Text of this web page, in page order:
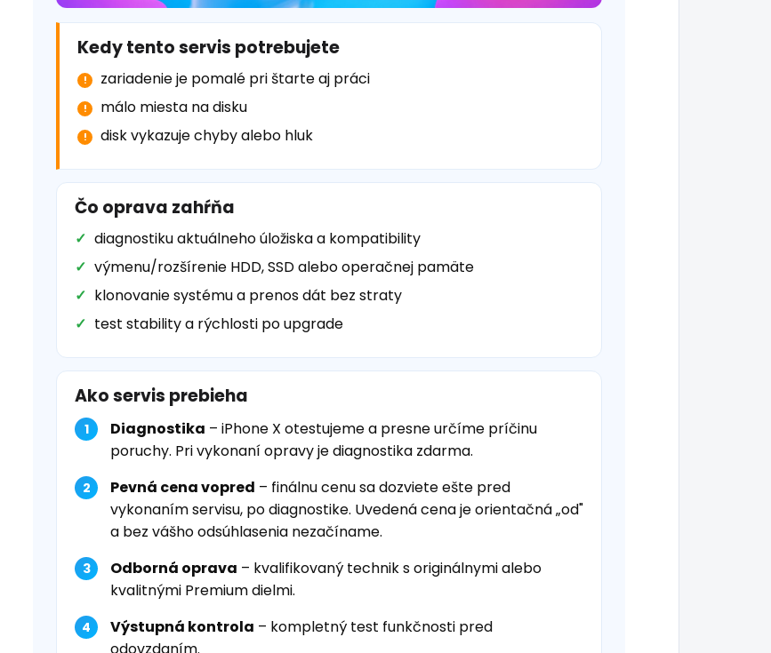
Kedy tento servis potrebujete
zariadenie je pomalé pri štarte aj práci
málo miesta na disku
disk vykazuje chyby alebo hluk
Čo oprava zahŕňa
diagnostiku aktuálneho úložiska a kompatibility
výmenu/rozšírenie HDD, SSD alebo operačnej pamäte
klonovanie systému a prenos dát bez straty
test stability a rýchlosti po upgrade
Ako servis prebieha
Diagnostika – iPhone X otestujeme a presne určíme príčinu
poruchy. Pri vykonaní opravy je diagnostika zdarma.
Pevná cena vopred – finálnu cenu sa dozviete ešte pred
vykonaním servisu, po diagnostike. Uvedená cena je orientačná „od"
a bez vášho odsúhlasenia nezačíname.
Odborná oprava – kvalifikovaný technik s originálnymi alebo
kvalitnými Premium dielmi.
Výstupná kontrola – kompletný test funkčnosti pred